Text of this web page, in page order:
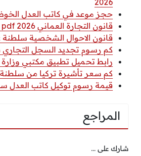
حجز موعد في كاتب العدل
قانون التجارة العماني 2026 pdf كامل
قانون الاحوال الشخصية سلطنة
كم رسوم تجديد السجل التجاري
رابط تحميل تطبيق مكتبي وزارة
كم سعر تأشيرة تركيا من سلطنة
قيمة رسوم توكيل كاتب العدل
المراجع
شارك على ...